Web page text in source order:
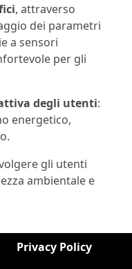
, attraverso
dei parametri
a sensori
per gli
degli utenti:
energetico,
gli utenti
ambientale e
Privacy Policy